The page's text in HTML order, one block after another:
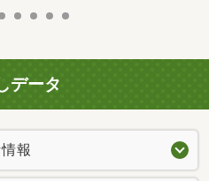
データ
報